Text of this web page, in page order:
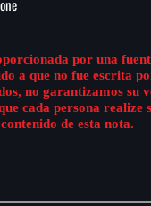
por una
a que no fue escrita
no garantizamos su
cada persona realize
de esta nota.